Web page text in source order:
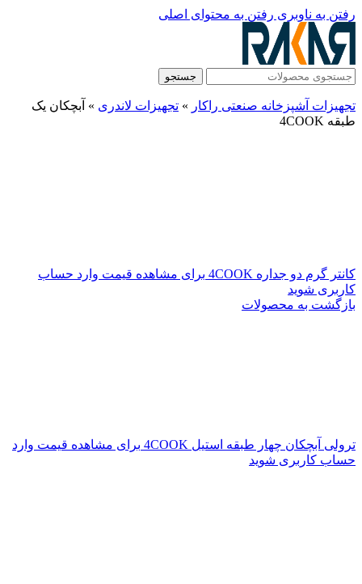
رفتن به ناوبری رفتن به محتوای اصلی
جستجو
تجهیزات آشپزخانه صنعتی راکار » تجهیزات لاندری » آبچکان یک
طبقه 4COOK
کانتر گرم دو جداره 4COOK
برای مشاهده قیمت وارد حساب
کاربری شوید
بازگشت به محصولات
ترولی آبچکان چهار طبقه استیل 4COOK
برای مشاهده قیمت وارد
حساب کاربری شوید